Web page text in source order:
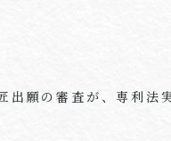
出願の審査が、専利法